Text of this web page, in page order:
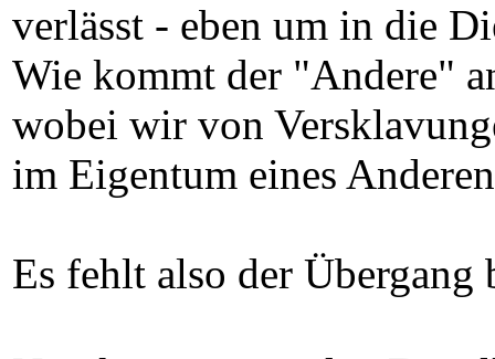
verlässt - eben um in die
Wie kommt der "Andere"
wobei wir von
im Eigentum eines
Es fehlt also der